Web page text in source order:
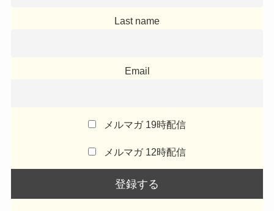
Last name
Email
メルマガ 19時配信
メルマガ 12時配信